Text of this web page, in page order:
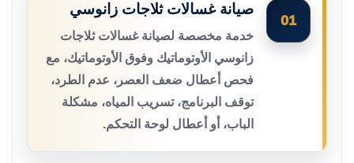
01
صيانة غسالات ثلاجات زانوسي
خدمة مخصصة لصيانة غسالات ثلاجات
زانوسي الأوتوماتيك وفوق الأوتوماتيك، مع
فحص أعطال ضعف العصر، عدم الطرد،
توقف البرنامج، تسريب المياه، مشكلة
الباب، أو أعطال لوحة التحكم.